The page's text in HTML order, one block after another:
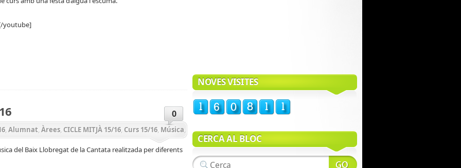
youtube]
0
, Alumnat, Àrees, CICLE MITJÀ 15/16, Curs 15/16, Música,
del Baix Llobregat de la Cantata realitzada per diferents
NOVES VISITES
CERCA AL BLOC